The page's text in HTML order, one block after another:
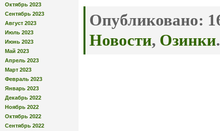
Октябрь 2023
Сентябрь 2023
Август 2023
Июль 2023
Июнь 2023
Май 2023
Апрель 2023
Март 2023
Февраль 2023
Январь 2023
Декабрь 2022
Ноябрь 2022
Октябрь 2022
Сентябрь 2022
Опубликовано:
Новости, Озинки.